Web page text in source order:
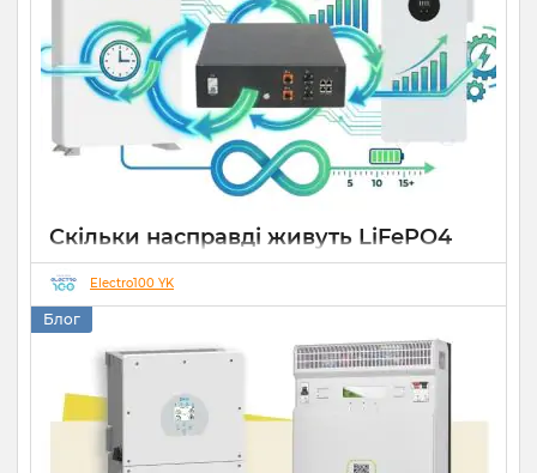
Скільки насправді живуть LiFePO4
акумулятори: вся правда про цикли
заряду-розряду
05 02 2026
Electro100 YK
Блог